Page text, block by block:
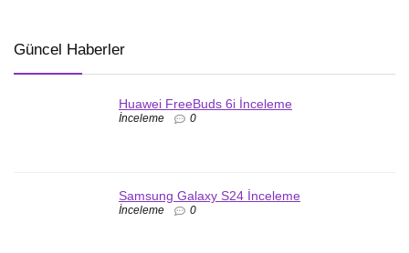
Güncel Haberler
Huawei FreeBuds 6i İnceleme
İnceleme 0
Samsung Galaxy S24 İnceleme
İnceleme 0